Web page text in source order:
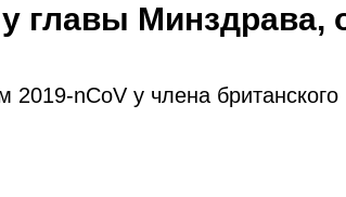
главы Минздрава,
nCoV у члена британского